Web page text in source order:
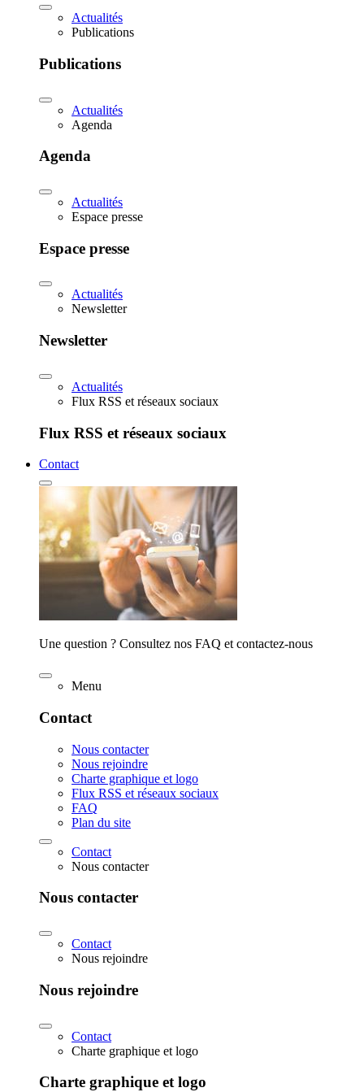
Actualités
Publications
Publications
Actualités
Agenda
Agenda
Actualités
Espace presse
Espace presse
Actualités
Newsletter
Newsletter
Actualités
Flux RSS et réseaux sociaux
Flux RSS et réseaux sociaux
Contact
Une question ? Consultez nos FAQ et contactez-nous
Menu
Contact
Nous contacter
Nous rejoindre
Charte graphique et logo
Flux RSS et réseaux sociaux
FAQ
Plan du site
Contact
Nous contacter
Nous contacter
Contact
Nous rejoindre
Nous rejoindre
Contact
Charte graphique et logo
Charte graphique et logo